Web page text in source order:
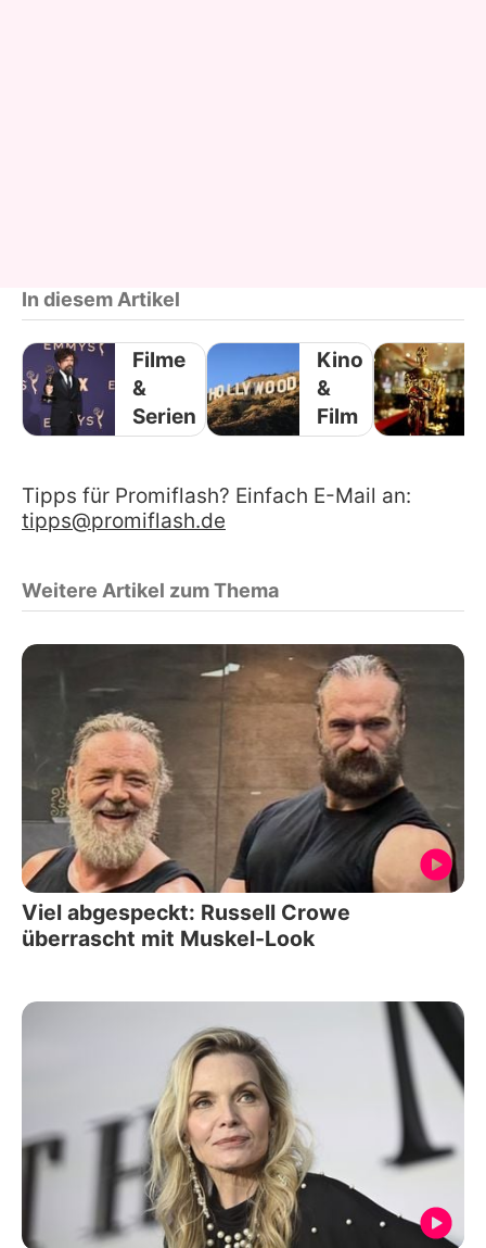
In diesem Artikel
Filme
&
Serien
Kino
&
Film
Tipps für Promiflash? Einfach E-Mail an:
tipps@promiflash.de
Weitere Artikel zum Thema
Viel abgespeckt: Russell Crowe
überrascht mit Muskel-Look